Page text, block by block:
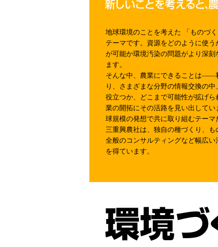
地球環境のことを考えた 「ものづ
テーマです。資源をどのように使
が可能か環境汚染の問題がより深
ます。
そんな中、農業にできることは――
り、さまざまな分野の情報交換の
役立つか、どこまで可能性が拡げ
業の開拓にその活路を見い出して
球規模の発想で共に取り組むテーマ
三重興農社は、独自の種づくり、
全般のコンサルティングなど幅広
を得ています。